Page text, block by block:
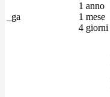
_ga
1 anno
1 mese
4 giorni